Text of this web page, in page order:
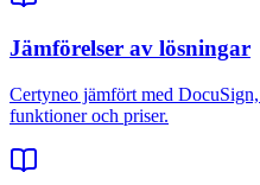
Jämförelser av lösningar
Certyneo jämfört med
funktioner och priser.